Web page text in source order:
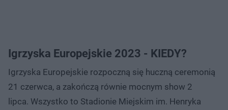
Igrzyska Europejskie 2023 - KIEDY?
Igrzyska Europejskie rozpoczną się huczną ceremonią
21 czerwca, a zakończą równie mocnym show 2
lipca. Wszystko to Stadionie Miejskim im. Henryka